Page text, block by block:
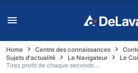
Home Centre des connaissances
Sujets d'actualité
Le Navigateur
Le
Tirez profit de chaque seconde…